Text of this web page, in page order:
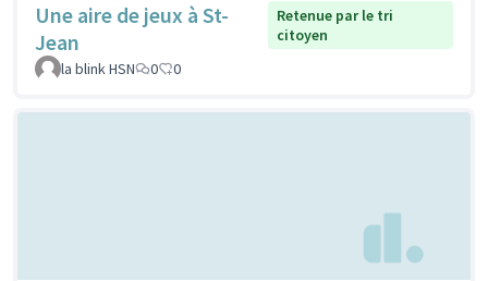
Une aire de jeux à St-
Jean
Retenue par le tri
citoyen
la blink HSN
0 0